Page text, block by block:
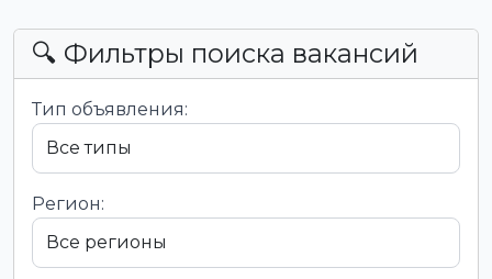
🔍 Фильтры поиска вакансий
Тип объявления:
Регион: